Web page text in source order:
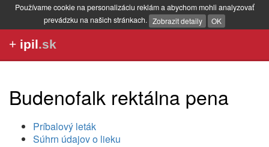
Používame cookie na personalizáciu reklám a abychom mohli analyzovať
prevádzku na našich stránkach. Zobrazit detaily OK
+ ipil.sk
Budenofalk rektálna pena
Príbalový leták
Súhrn údajov o lieku